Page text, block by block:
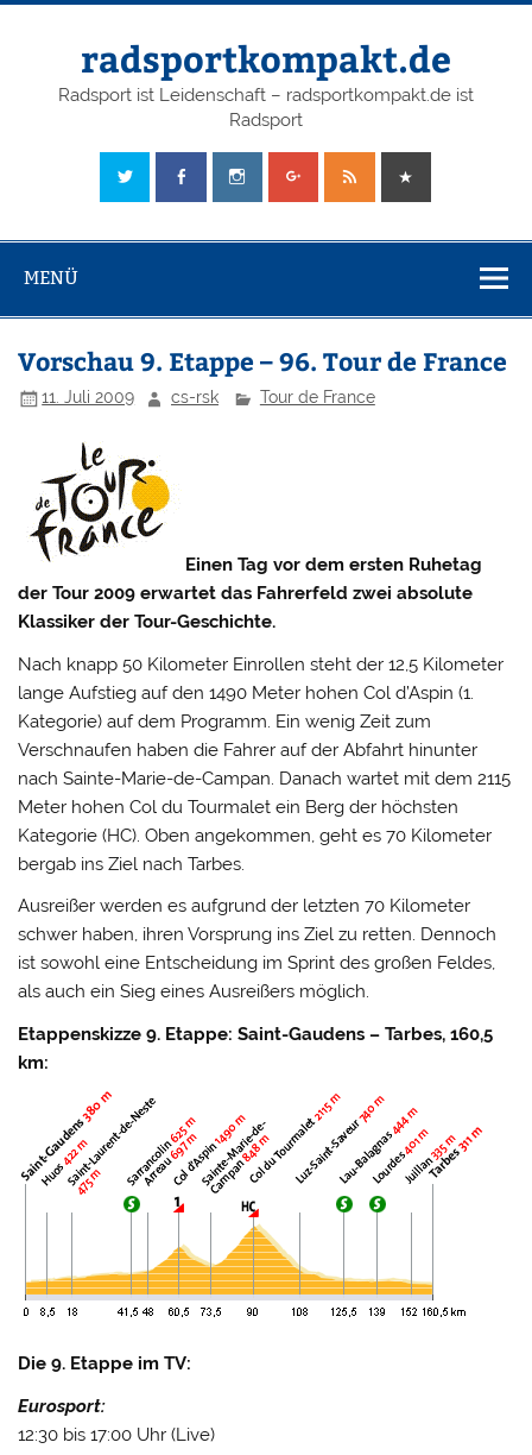
radsportkompakt.de
Radsport ist Leidenschaft – radsportkompakt.de ist
Radsport
MENÜ
Vorschau 9. Etappe – 96. Tour de France
11. Juli 2009 cs-rsk Tour de France
Einen Tag vor dem ersten Ruhetag
der Tour 2009 erwartet das Fahrerfeld zwei absolute
Klassiker der Tour-Geschichte.
Nach knapp 50 Kilometer Einrollen steht der 12,5 Kilometer
lange Aufstieg auf den 1490 Meter hohen Col d’Aspin (1.
Kategorie) auf dem Programm. Ein wenig Zeit zum
Verschnaufen haben die Fahrer auf der Abfahrt hinunter
nach Sainte-Marie-de-Campan. Danach wartet mit dem 2115
Meter hohen Col du Tourmalet ein Berg der höchsten
Kategorie (HC). Oben angekommen, geht es 70 Kilometer
bergab ins Ziel nach Tarbes.
Ausreißer werden es aufgrund der letzten 70 Kilometer
schwer haben, ihren Vorsprung ins Ziel zu retten. Dennoch
ist sowohl eine Entscheidung im Sprint des großen Feldes,
als auch ein Sieg eines Ausreißers möglich.
Etappenskizze9. Etappe: Saint-Gaudens – Tarbes, 160,5
km:
Die 9. Etappe im TV:
Eurosport:
12:30 bis 17:00 Uhr (Live)